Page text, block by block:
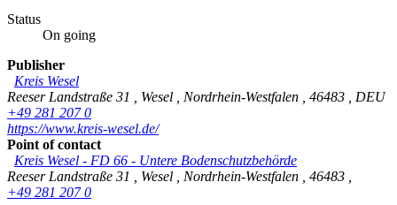
Status
On going
Publisher
Kreis Wesel
Reeser Landstraße 31
Wesel Nordrhein-Westfalen 46483
DEU
+49 281 207 0
https://www.kreis-wesel.de/
Point of contact
Kreis Wesel - FD 66 - Untere Bodenschutzbehörde
Reeser Landstraße 31
Wesel Nordrhein-Westfalen 46483
+49 281 207 0